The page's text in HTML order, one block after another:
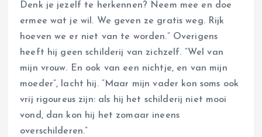
Denk je jezelf te herkennen? Neem mee en doe
ermee wat je wil. We geven ze gratis weg. Rijk
hoeven we er niet van te worden.” Overigens
heeft hij geen schilderij van zichzelf. “Wel van
mijn vrouw. En ook van een nichtje, en van mijn
moeder”, lacht hij. “Maar mijn vader kon soms ook
vrij rigoureus zijn: als hij het schilderij niet mooi
vond, dan kon hij het zomaar ineens
overschilderen.”